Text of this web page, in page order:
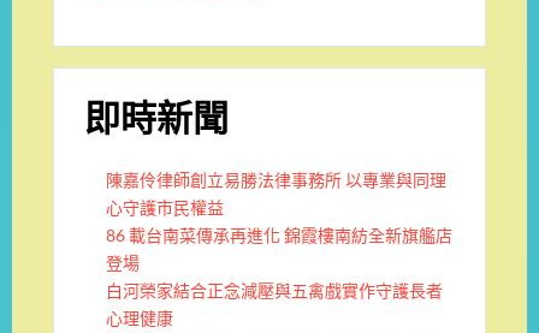
即時新聞
陳嘉伶律師創立易勝法律事務所 以專業與同理
心守護市民權益
86 載台南菜傳承再進化 錦霞樓南紡全新旗艦店
登場
白河榮家結合正念減壓與五禽戲實作守護長者
心理健康